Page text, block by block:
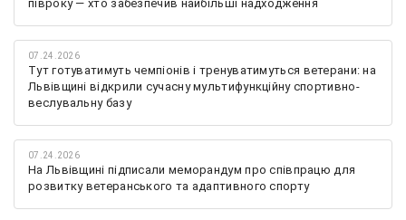
півроку — хто забезпечив найбільші надходження
07.24.2026
Тут готуватимуть чемпіонів і тренуватимуться ветерани: на
Львівщині відкрили сучасну мультифункційну спортивно-
веслувальну базу
07.24.2026
На Львівщині підписали меморандум про співпрацю для
розвитку ветеранського та адаптивного спорту